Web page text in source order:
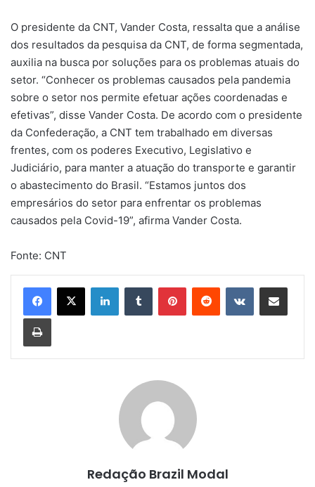
O presidente da CNT, Vander Costa, ressalta que a análise
dos resultados da pesquisa da CNT, de forma segmentada,
auxilia na busca por soluções para os problemas atuais do
setor. “Conhecer os problemas causados pela pandemia
sobre o setor nos permite efetuar ações coordenadas e
efetivas”, disse Vander Costa. De acordo com o presidente
da Confederação, a CNT tem trabalhado em diversas
frentes, com os poderes Executivo, Legislativo e
Judiciário, para manter a atuação do transporte e garantir
o abastecimento do Brasil. “Estamos juntos dos
empresários do setor para enfrentar os problemas
causados pela Covid-19”, afirma Vander Costa.
Fonte: CNT
LinkedinTumblr PinterestReddit VK Compartilhar via e-mail
Imprimir
Redação Brazil Modal